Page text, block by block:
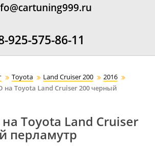
925-575-86-11
Toyota Land Cruiser 200
2016
на Toyota Land Cruiser 200 черный
Toyota Land Cruiser
перламутр